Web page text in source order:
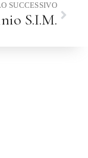
SUCCESSIVO
S.I.M.